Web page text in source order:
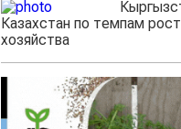
Казахстан по темпам
хозяйства